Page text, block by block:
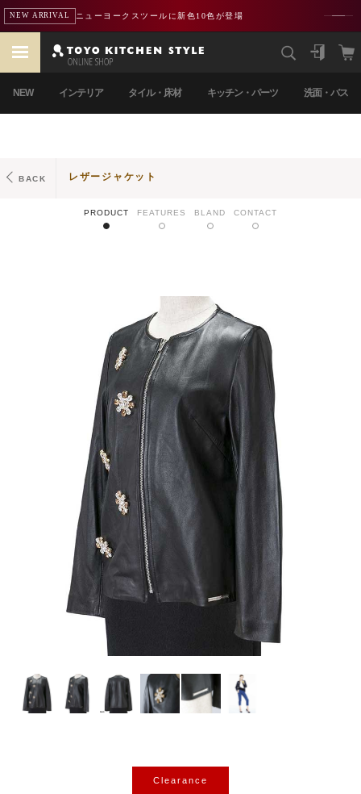
NEW ARRIVAL ニューヨークスツールに新色10色が登場
NEW インテリア タイル・床材 キッチン・パーツ 洗面・バス
BACK レザージャケット
PRODUCT FEATURES BLAND CONTACT
Clearance